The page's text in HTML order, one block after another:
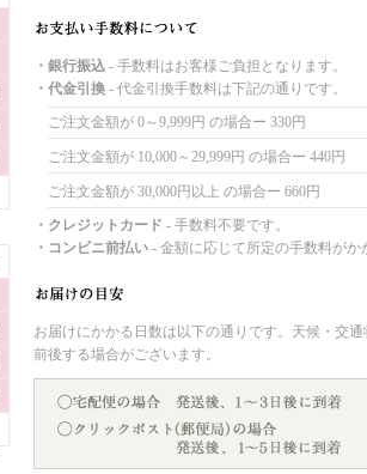
・銀行振込 - 手数料はお客様ご負担となります。
・代金引換 - 代金引換手数料は下記の通りです。
ご注文金額が 0～9,999円 の場合ー 330円
ご注文金額が 10,000～29,999円 の場合ー 440円
ご注文金額が 30,000円以上 の場合ー 660円
・クレジットカード - 手数料不要です。
・コンビニ前払い - 金額に応じて所定の手数料がか
お届けにかかる日数は以下の通りです。天候・交通
前後する場合がございます。